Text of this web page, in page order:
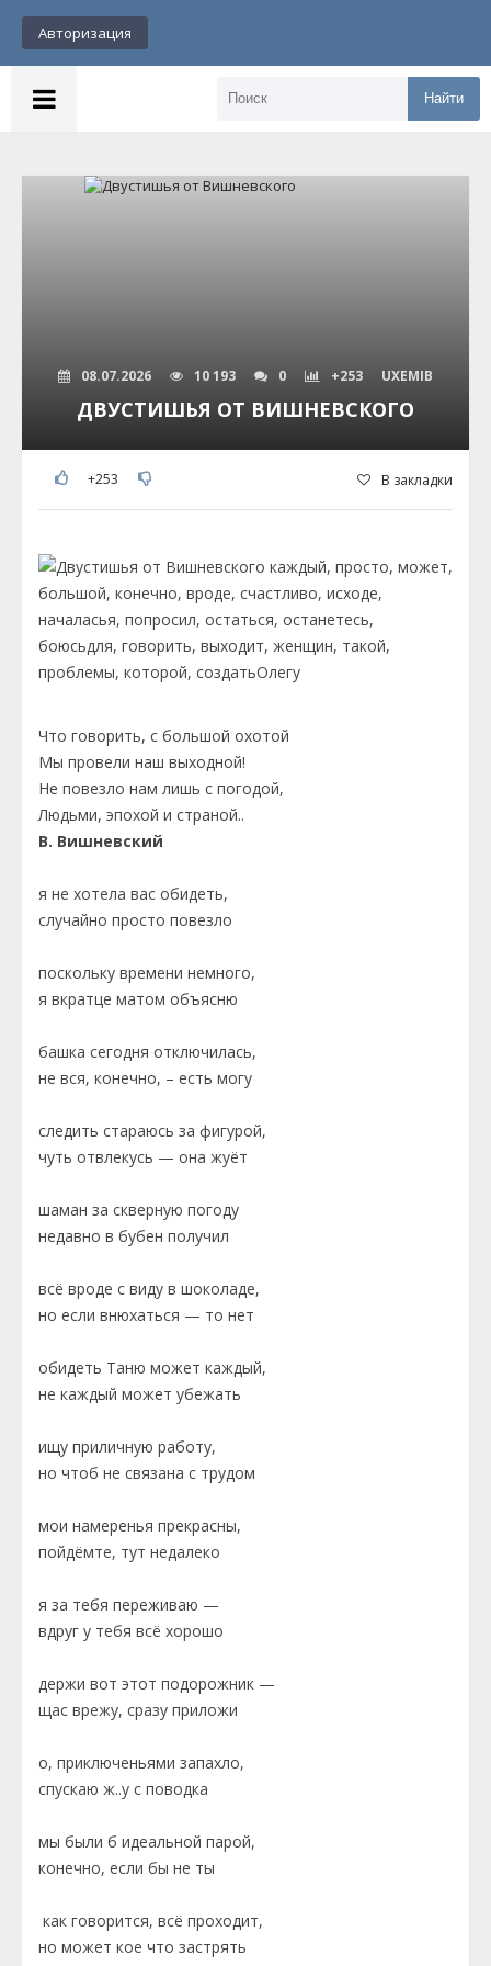
Авторизация
Найти
08.07.2026 10 193 0 +253 UXEMIB
ДВУСТИШЬЯ ОТ ВИШНЕВСКОГО
+253 В закладки
Что говорить, с большой охотой
Мы провели наш выходной!
Не повезло нам лишь с погодой,
Людьми, эпохой и страной..
В. Вишневский
я не хотела вас обидеть,
случайно просто повезло
поскольку времени немного,
я вкратце матом объясню
башка сегодня отключилась,
не вся, конечно, – есть могу
следить стараюсь за фигурой,
чуть отвлекусь — она жуёт
шаман за скверную погоду
недавно в бубен получил
всё вроде с виду в шоколаде,
но если внюхаться — то нет
обидеть Таню может каждый,
не каждый может убежать
ищу приличную работу,
но чтоб не связана с трудом
мои намеренья прекрасны,
пойдёмте, тут недалеко
я за тебя переживаю —
вдруг у тебя всё хорошо
держи вот этот подорожник —
щас врежу, сразу приложи
о, приключеньями запахло,
спускаю ж..у с поводка
мы были б идеальной парой,
конечно, если бы не ты
как говорится, всё проходит,
но может кое что застрять